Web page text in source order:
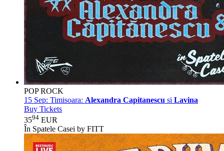
POP ROCK
15 Sep: Timisoara: Alexandra Capitanescu si Lavina
Buy Tickets
3594 EUR
În Spatele Casei by FITT